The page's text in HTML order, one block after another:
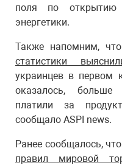
поля по
энергетики.
Также напомним, что
статистики
украинцев в первом
оказалось,
платили за
сообщало ASPI news.
Ранее сообщалось, что
правил мировой